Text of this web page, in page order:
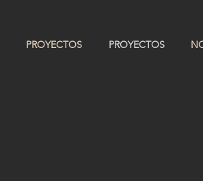
PROYECTOS PROYECTOS